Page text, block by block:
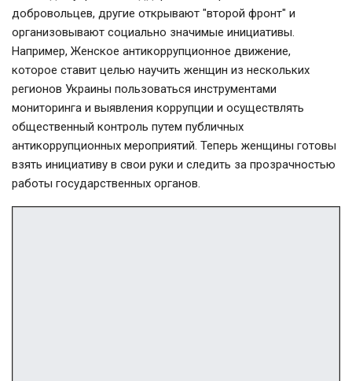
добровольцев, другие открывают "второй фронт" и
организовывают социально значимые инициативы.
Например, Женское антикоррупционное движение,
которое ставит целью научить женщин из нескольких
регионов Украины пользоваться инструментами
мониторинга и выявления коррупции и осуществлять
общественный контроль путем публичных
антикоррупционных мероприятий. Теперь женщины готовы
взять инициативу в свои руки и следить за прозрачностью
работы государственных органов.